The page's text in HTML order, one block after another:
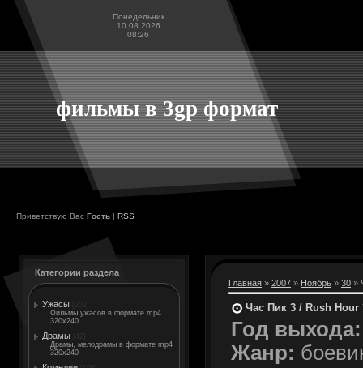
Понедельник
10.08.2026
08:26
фильмы в 3gp формат
Приветствую Вас Гость | RSS
Категории раздела
Ужасы
Фильмы ужасов в формате mp4
320x240
Драмы
Драмы, мелодрамы в формате mp4
320x240
Главная » 2007 » Ноябрь » 30 »
Час Пик 3 / Rush Hour
Год выхода:
Жанр: